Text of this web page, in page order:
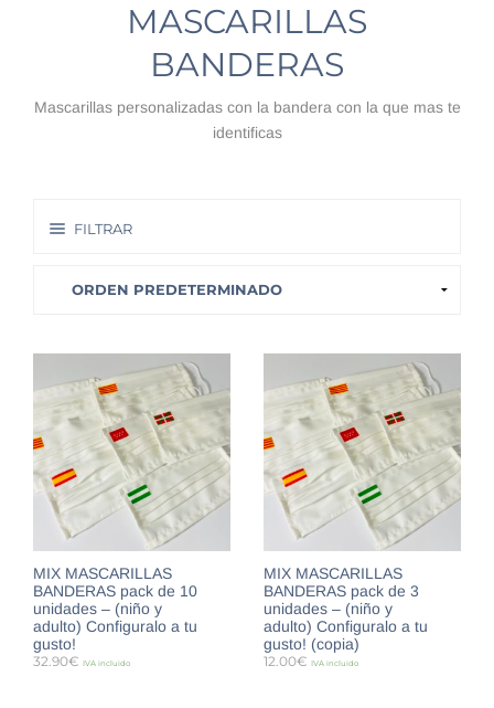
MASCARILLAS
BANDERAS
Mascarillas personalizadas con la bandera con la que mas te
identificas
FILTRAR
MIX MASCARILLAS
BANDERAS pack de 10
unidades – (niño y
adulto) Configuralo a tu
gusto!
32.90€ IVA incluido
MIX MASCARILLAS
BANDERAS pack de 3
unidades – (niño y
adulto) Configuralo a tu
gusto! (copia)
12.00€ IVA incluido